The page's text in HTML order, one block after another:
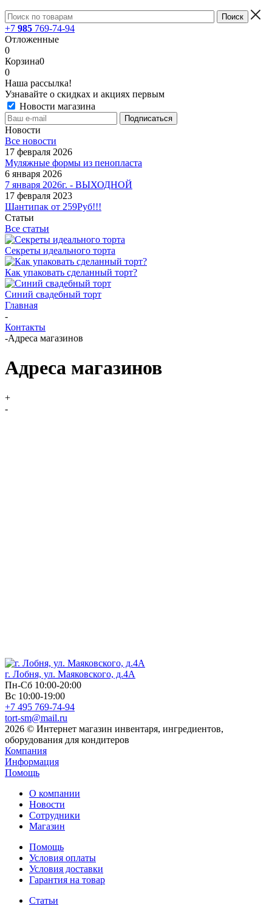
+7 985 769-74-94
Отложенные
0
Корзина0
0
Наша рассылка!
Узнавайте о скидках и акциях первым
Новости магазина
Новости
Все новости
17 февраля 2026
Муляжные формы из пенопласта
6 января 2026
7 января 2026г. - ВЫХОДНОЙ
17 февраля 2023
Шантипак от 259Руб!!!
Статьи
Все статьи
Секреты идеального торта
Как упаковать сделанный торт?
Синий свадебный торт
Главная
-
Контакты
-Адреса магазинов
Адреса магазинов
+
-
г. Лобня, ул. Маяковского, д.4А
Пн-Сб 10:00-20:00
Вс 10:00-19:00
+7 495 769-74-94
tort-sm@mail.ru
2026 © Интернет магазин инвентаря, ингредиентов,
оборудования для кондитеров
Компания
Информация
Помощь
О компании
Новости
Сотрудники
Магазин
Помощь
Условия оплаты
Условия доставки
Гарантия на товар
Статьи